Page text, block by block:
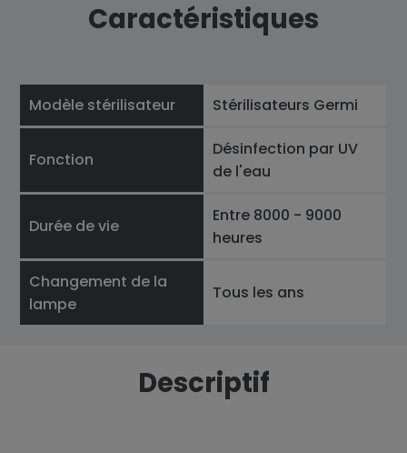
Caractéristiques
Modèle stérilisateur Stérilisateurs Germi
Fonction
Désinfection par UV
de l'eau
Durée de vie
Entre 8000 - 9000
heures
Changement de la
lampe
Tous les ans
Descriptif